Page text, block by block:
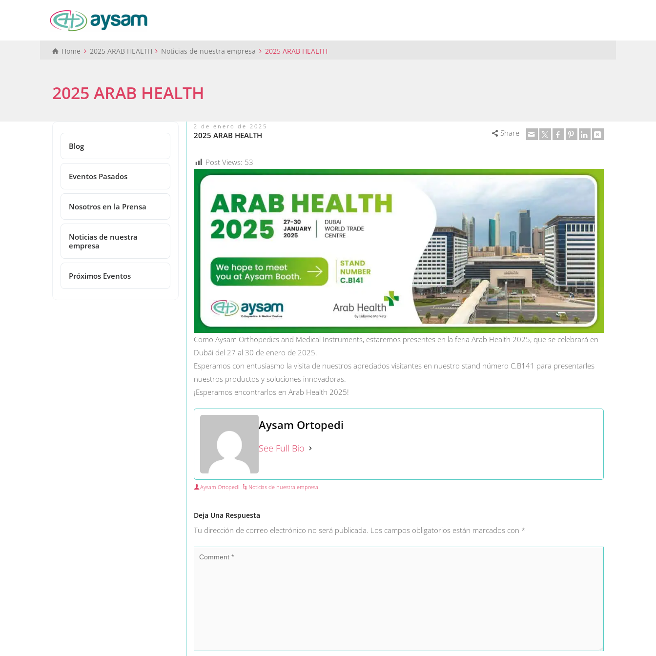
Home 2025 ARAB HEALTH Noticias de nuestra empresa 2025 ARAB HEALTH
2025 ARAB HEALTH
2 de enero de 2025
2025 ARAB HEALTH Share
Post Views: 53
Como Aysam Orthopedics and Medical Instruments, estaremos presentes en la feria Arab Health 2025, que se celebrará en
Dubái del 27 al 30 de enero de 2025.
Esperamos con entusiasmo la visita de nuestros apreciados visitantes en nuestro stand número C.B141 para presentarles
nuestros productos y soluciones innovadoras.
¡Esperamos encontrarlos en Arab Health 2025!
Aysam Ortopedi
See Full Bio
Aysam Ortopedi Noticias de nuestra empresa
Deja Una Respuesta
Tu dirección de correo electrónico no será publicada. Los campos obligatorios están marcados con *
Blog
Eventos Pasados
Nosotros en la Prensa
Noticias de nuestra
empresa
Próximos Eventos